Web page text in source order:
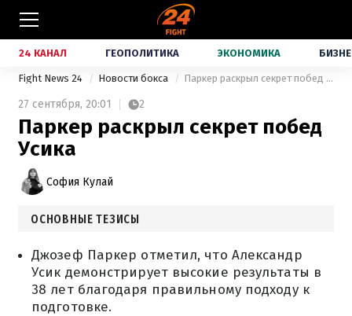
24 КАНАЛ ГЕОПОЛИТИКА ЭКОНОМИКА
Fight News 24 Новости бокса Паркер раскрыл секрет побед Усика
27 сентября, 20:01 2
Паркер раскрыл секрет побед
Усика
София Кулай
ОСНОВНЫЕ ТЕЗИСЫ
Джозеф Паркер отметил, что Александр
Усик демонстрирует высокие результаты в
38 лет благодаря правильному подходу к
подготовке.